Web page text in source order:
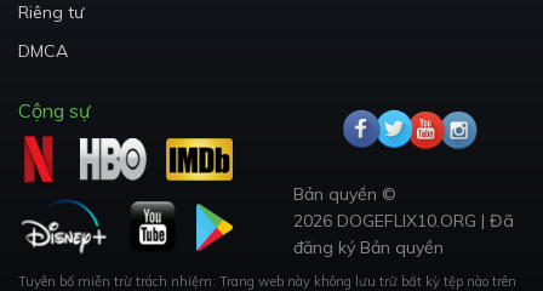
Riêng tư
DMCA
Cộng sự
Bản quyền ©
2026 DOGEFLIX10.ORG | Đã
đăng ký Bản quyền
Tuyên bố miễn trừ trách nhiệm: Trang web này không lưu trữ bất kỳ tệp nào trên